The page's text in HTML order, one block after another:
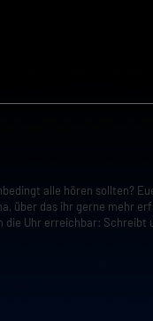
alle hören sollten?
über das ihr gerne mehr
die Uhr erreichbar: Schreibt